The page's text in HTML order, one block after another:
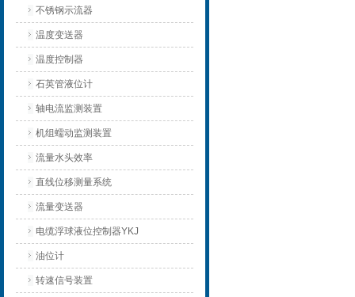
不锈钢示流器
温度变送器
温度控制器
石英管液位计
轴电流监测装置
机组蠕动监测装置
流量水头效率
直线位移测量系统
流量变送器
电缆浮球液位控制器YKJ
油位计
转速信号装置